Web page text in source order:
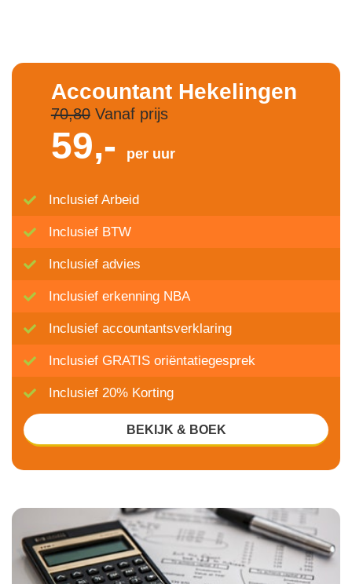
Accountant Hekelingen
70,80Vanaf prijs
59,- per uur
Inclusief Arbeid
Inclusief BTW
Inclusief advies
Inclusief erkenning NBA
Inclusief accountantsverklaring
Inclusief GRATIS oriëntatiegesprek
Inclusief 20% Korting
BEKIJK & BOEK